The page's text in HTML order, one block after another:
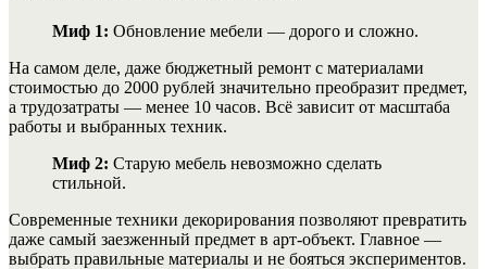
Миф 1: Обновление мебели — дорого и сложно.
На самом деле, даже бюджетный ремонт с материалами
стоимостью до 2000 рублей значительно преобразит предмет,
а трудозатраты — менее 10 часов. Всё зависит от масштаба
работы и выбранных техник.
Миф 2: Старую мебель невозможно сделать
стильной.
Современные техники декорирования позволяют превратить
даже самый заезженный предмет в арт-объект. Главное —
выбрать правильные материалы и не бояться экспериментов.